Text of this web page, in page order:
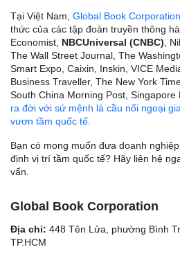
Tại Việt Nam, Global Book Corporation
thức của các tập đoàn truyền thông
Economist, NBCUniversal (CNBC) ,
The Wall Street Journal, The
Smart Expo, Caixin, Inskin, VICE
Business Traveller, The New York
South China Morning Post, Singapore
ra đời với sứ mệnh là cầu nối ngoại
vươn tầm quốc tế.
Bạn có mong muốn đưa doanh
định vị trí tầm quốc tế? Hãy liên hệ
vấn.
Global Book Corporation
Địa chỉ: 448 Tên Lửa, phường Bình
TP.HCM